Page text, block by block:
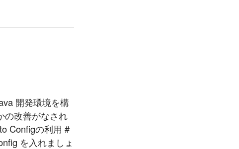
開発環境を構
の改善がなされ
Configの利用 #
を入れましょ